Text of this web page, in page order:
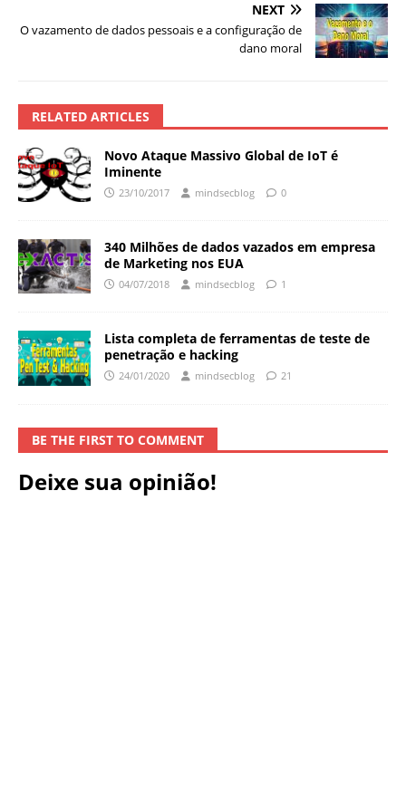
NEXT
O vazamento de dados pessoais e a configuração de
dano moral
RELATED ARTICLES
Novo Ataque Massivo Global de IoT é
Iminente
23/10/2017 mindsecblog 0
340 Milhões de dados vazados em empresa
de Marketing nos EUA
04/07/2018 mindsecblog 1
Lista completa de ferramentas de teste de
penetração e hacking
24/01/2020 mindsecblog 21
BE THE FIRST TO COMMENT
Deixe sua opinião!